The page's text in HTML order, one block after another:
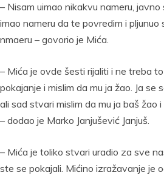
– Nisam uimao nikakvu nameru,
imao nameru da te povredim i pljunuo
nmaeru – govorio je Mića.
– Mića je ovde šesti rijaliti i ne treba
pokajanje i mislim da mu ja žao. Ja se
ali sad stvari mislim da mu ja baš žao
– dodao je Marko Janjušević Janjuš.
– Mića je toliko stvari uradio za sve
ste se pokajali. Mićino izražavanje je